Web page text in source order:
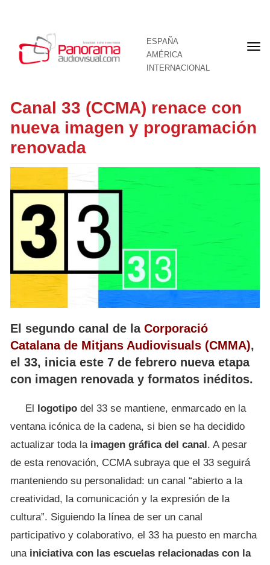
ESPAÑA
AMÉRICA
INTERNACIONAL
Canal 33 (CCMA) renace con
nueva imagen y programación
renovada
El segundo canal de la Corporació
Catalana de Mitjans Audiovisuals (CMMA),
el 33, inicia este 7 de febrero nueva etapa
con imagen renovada y formatos inéditos.
El logotipo del 33 se mantiene, enmarcado en la
ventana icónica de la cadena, si bien se ha decidido
actualizar toda la imagen gráfica del canal . A pesar
de esta renovación, CCMA subraya que el 33 seguirá
manteniendo su personalidad: un canal “abierto a la
creatividad, la comunicación y la expresión de la
cultura”. Siguiendo la línea de ser un canal
participativo y colaborativo, el 33 ha puesto en marcha
una iniciativa con las escuelas relacionadas con la